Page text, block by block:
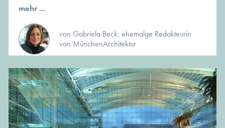
mehr ...
von Gabriela Beck, ehemalge Redakteurin
von MünchenArchitektur